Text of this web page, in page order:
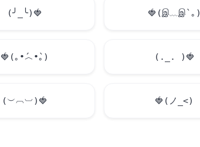
(╯_╰) 🍓 🍓 (இ﹏இ`｡)
🍓 (｡•́︿•̀｡) (._. ) 🍓
(︶︹︺) 🍓 🍓 (ノ_<)